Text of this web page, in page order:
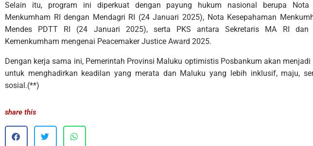
Selain itu, program ini diperkuat dengan payung hukum nasional berupa Nota
Menkumham RI dengan Mendagri RI (24 Januari 2025), Nota Kesepahaman
Mendes PDTT RI (24 Januari 2025), serta PKS antara Sekretaris MA RI dan
Kemenkumham mengenai Peacemaker Justice Award 2025.
Dengan kerja sama ini, Pemerintah Provinsi Maluku optimistis Posbankum akan
untuk menghadirkan keadilan yang merata dan Maluku yang lebih inklusif, maju,
sosial.(**)
share this